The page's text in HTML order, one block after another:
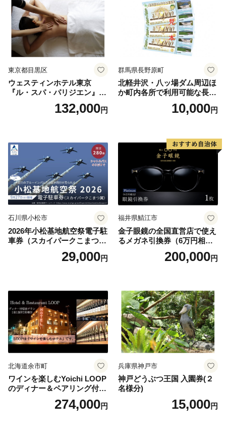
東京都目黒区
ウェスティンホテル東京
『ル・スパ・パリジエン』選
べるボディセラピー90分/1名
132,000円
群馬県長野原町
北軽井沢・八ッ場ダム周辺ほ
か町内各所で利用可能な長野
原町ふるさと感謝券（3,000
円分）【トラベル 観光 旅行
10,000円
石川県小松市
2026年小松基地航空祭電子駐
車券（スカイパークこまつ
翼） 駐車場 シャトルバスの
りばすぐ 石川県 小松市
29,000円
福井県鯖江市
金子眼鏡の全国直営店で使え
るメガネ引換券（6万円相
当） Platinum200,000円
北海道余市町
ワインを楽しむYoichi LOOP
のディナー＆ペアリング付宿
泊プラン＜デラックスツイン
274,000円
兵庫県神戸市
神戸どうぶつ王国 入園券(２
名様分)
15,000円